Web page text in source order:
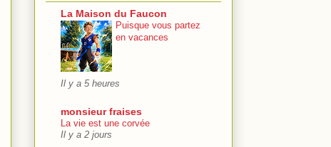
La Maison du Faucon
Puisque vous partez
en vacances
Il y a 5 heures
monsieur fraises
La vie est une corvée
Il y a 2 jours